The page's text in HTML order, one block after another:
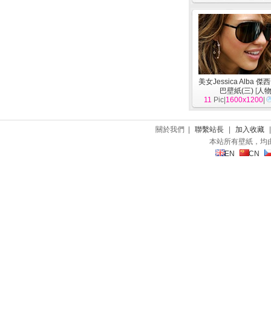
美女Jessica Alba 傑
巴壁紙(三) [人
11 Pic| 1600x1200
關於我們 | 聯繫站長 加入收藏
本站所有壁紙，均
EN
CN